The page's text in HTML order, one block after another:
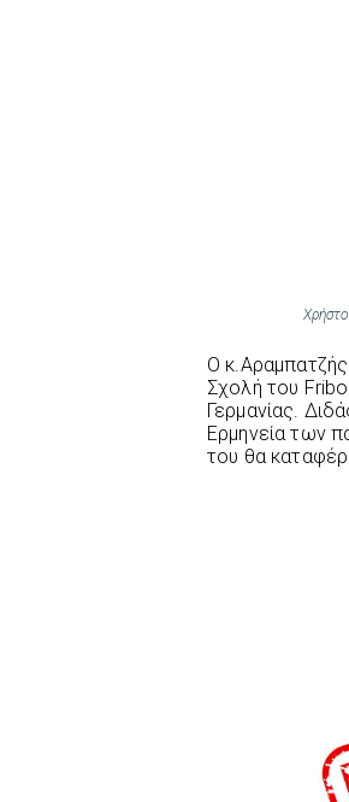
Ο
Σχολή του
Γερμανίας.
Ερμηνεία των
του θα